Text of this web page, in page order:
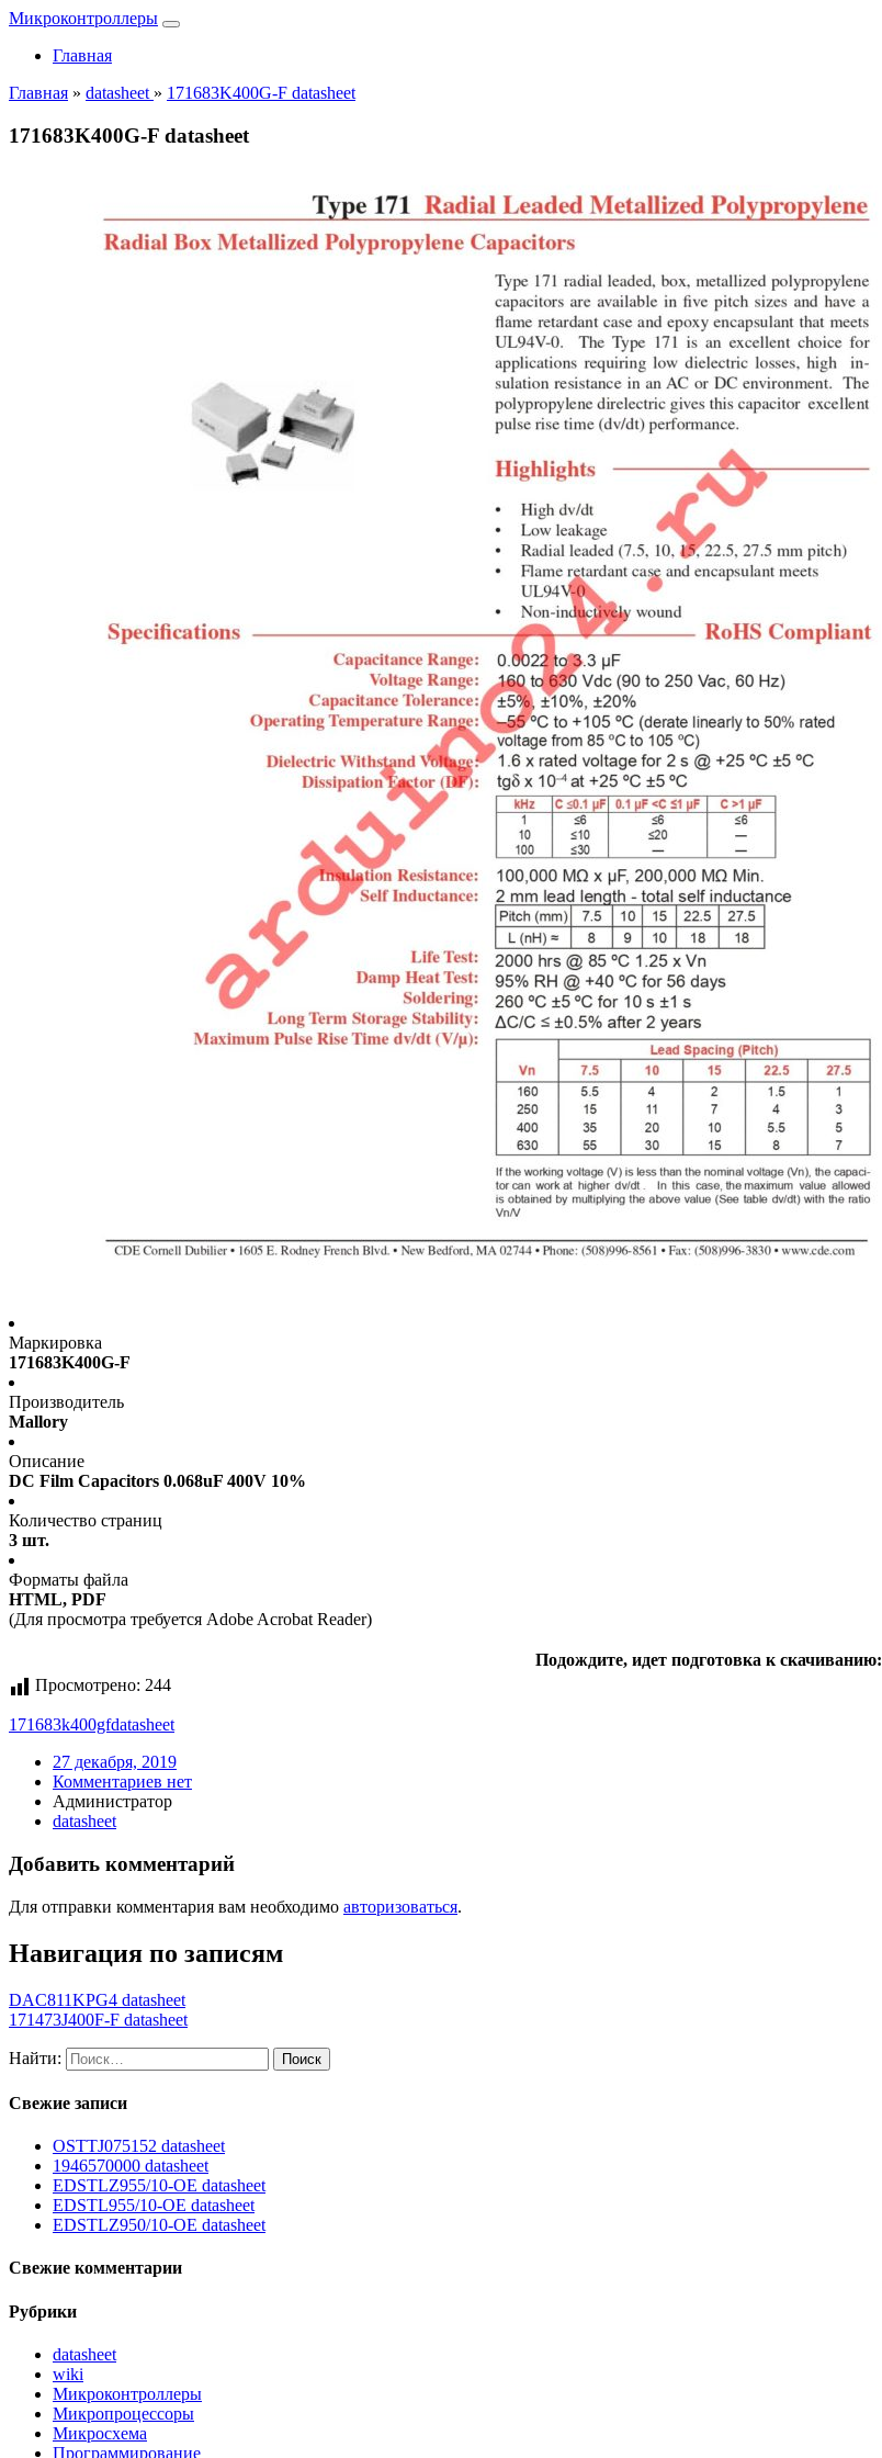
Микроконтроллеры
Главная
Главная » datasheet » 171683K400G-F datasheet
171683K400G-F datasheet
Маркировка
171683K400G-F
Производитель
Mallory
Описание
DC Film Capacitors 0.068uF 400V 10%
Количество страниц
3 шт.
Форматы файла
HTML, PDF
(Для просмотра требуется Adobe Acrobat Reader)
Подождите, идет подготовка к скачиванию:
Просмотрено: 244
171683k400gfdatasheet
27 декабря, 2019
Комментариев нет
Администратор
datasheet
Добавить комментарий
Для отправки комментария вам необходимо авторизоваться.
Навигация по записям
DAC811KPG4 datasheet
171473J400F-F datasheet
Найти:
Свежие записи
OSTTJ075152 datasheet
1946570000 datasheet
EDSTLZ955/10-OE datasheet
EDSTL955/10-OE datasheet
EDSTLZ950/10-OE datasheet
Свежие комментарии
Рубрики
datasheet
wiki
Микроконтроллеры
Микропроцессоры
Микросхема
Программирование